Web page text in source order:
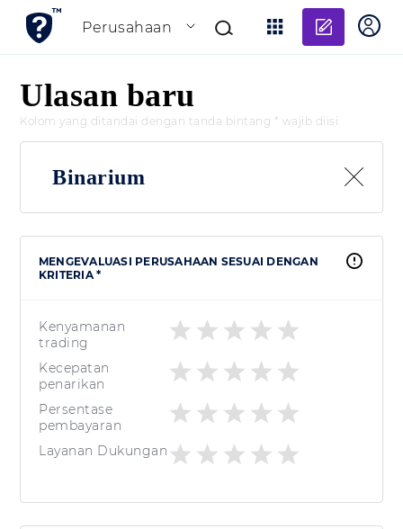
Perusahaan
Ulasan baru
Kolom yang ditandai dengan tanda bintang * wajib diisi
Binarium
MENGEVALUASI PERUSAHAAN SESUAI DENGAN
KRITERIA *
Kenyamanan
trading
Kecepatan
penarikan
Persentase
pembayaran
Layanan Dukungan